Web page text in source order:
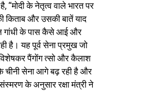
“मोदी के नेतृत्व वाले भारत पर
किताब और उसकी बातें याद
गांधी के पास कैसे आई और
है। यह पूर्व सेना प्रमुख जो
पैंगोंग त्सो और कैलाश
चीनी सेना आगे बढ़ रही है और
संस्मरण के अनुसार रक्षा मंत्री ने